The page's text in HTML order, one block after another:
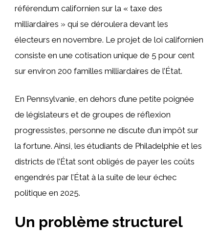
référendum californien sur la « taxe des
milliardaires » qui se déroulera devant les
électeurs en novembre. Le projet de loi californien
consiste en une cotisation unique de 5 pour cent
sur environ 200 familles milliardaires de l’État.
En Pennsylvanie, en dehors d’une petite poignée
de législateurs et de groupes de réflexion
progressistes, personne ne discute d’un impôt sur
la fortune. Ainsi, les étudiants de Philadelphie et les
districts de l’État sont obligés de payer les coûts
engendrés par l’État à la suite de leur échec
politique en 2025.
Un problème structurel